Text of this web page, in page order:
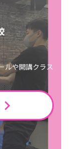
ルや開講クラス